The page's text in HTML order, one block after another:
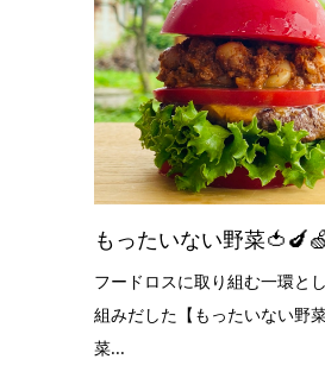
もったいない野菜🍅🍆🍏
フードロスに取り組む一環と
組みだした【もったいない野
菜...